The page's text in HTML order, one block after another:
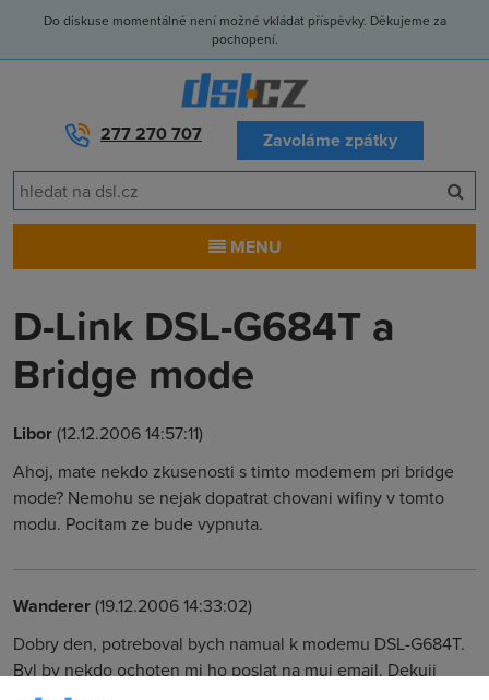
Do diskuse momentálně není možné vkládat příspěvky. Děkujeme za
pochopení.
277 270 707 Zavoláme zpátky
MENU
D-Link DSL-G684T a
Bridge mode
Libor(12.12.2006 14:57:11)
Ahoj, mate nekdo zkusenosti s timto modemem pri bridge
mode? Nemohu se nejak dopatrat chovani wifiny v tomto
modu. Pocitam ze bude vypnuta.
Wanderer(19.12.2006 14:33:02)
Dobry den, potreboval bych namual k modemu DSL-G684T.
Byl by nekdo ochoten mi ho poslat na muj email. Dekuji